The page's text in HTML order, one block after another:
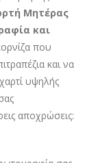
Μητέρας
και
που
και να
υψηλής
αποχρώσεις: